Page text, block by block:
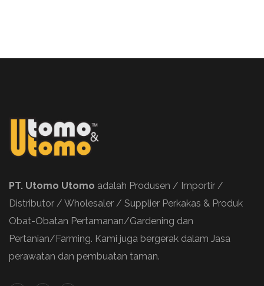
PT. Utomo Utomo adalah Produsen / Importir /
Distributor / Wholesaler / Supplier Perkakas & Produk
Obat-Obatan Pertamanan/Gardening dan
Pertanian/Farming. Kami juga bergerak dalam Jasa
perawatan dan pembuatan taman.